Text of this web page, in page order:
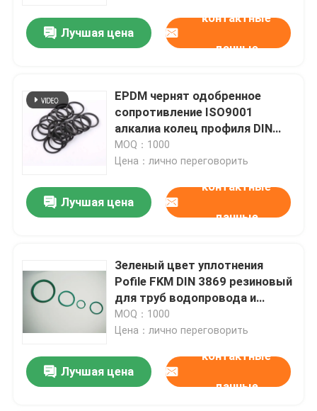
Главная страница
Ролики
Наша фабрика
Лучшая цена
контактные
данные
EPDM чернят одобренное
сопротивление ISO9001
алкалиа колец профиля DIN
3869 кисловочное
MOQ：1000
Цена：лично переговорить
Лучшая цена
контактные
данные
Зеленый цвет уплотнения
Pofile FKM DIN 3869 резиновый
для труб водопровода и
клапанов
MOQ：1000
Цена：лично переговорить
Лучшая цена
контактные
данные